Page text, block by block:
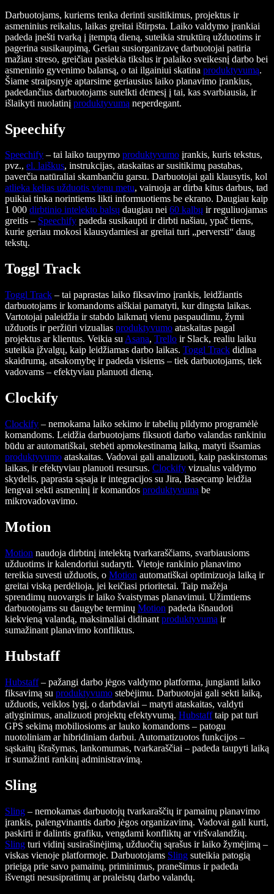
Darbuotojams, kuriems tenka derinti susitikimus, projektus ir
asmeninius reikalus, laikas greitai ištirpsta. Laiko valdymo įrankiai
padeda įnešti tvarką į įtemptą dieną, suteikia struktūrą užduotims ir
pagerina susikaupimą. Geriau susiorganizavę darbuotojai patiria
mažiau streso, greičiau pasiekia tikslus ir palaiko sveikesnį darbo bei
asmeninio gyvenimo balansą, o tai ilgainiui skatina produktyvumą.
Šiame straipsnyje aptarsime geriausius laiko planavimo įrankius,
padedančius darbuotojams sutelkti dėmesį į tai, kas svarbiausia, ir
išlaikyti nuolatinį produktyvumą neperdegant.
Speechify
Speechify – tai laiko taupymo produktyvumo įrankis, kuris tekstus,
pvz., el. laiškus, instrukcijas, ataskaitas ar susitikimų pastabas,
paverčia natūraliai skambančiu garsu. Darbuotojai gali klausytis, kol
atlieka kelias užduotis vienu metu, vairuoja ar dirba kitus darbus, tad
puikiai tinka norintiems likti informuotiems be ekrano. Daugiau kaip
1 000 dirbtinio intelekto balsų daugiau nei 60 kalbų ir reguliuojamas
greitis – Speechify padeda susikaupti ir dirbti našiau, ypač tiems,
kurie geriau mokosi klausydamiesi ar greitai turi „perversti“ daug
tekstų.
Toggl Track
Toggl Track – tai paprastas laiko fiksavimo įrankis, leidžiantis
darbuotojams ir komandoms aiškiai pamatyti, kur dingsta laikas.
Vartotojai paleidžia ir stabdo laikmatį vienu paspaudimu, žymi
užduotis ir peržiūri vizualias produktyvumo ataskaitas pagal
projektus ar klientus. Veikia su Asana, Trello ir Slack, realiu laiku
suteikia įžvalgų, kaip leidžiamas darbo laikas. Toggl Track didina
skaidrumą, atsakomybę ir padeda visiems – tiek darbuotojams, tiek
vadovams – efektyviau planuoti dieną.
Clockify
Clockify – nemokama laiko sekimo ir tabelių pildymo programėlė
komandoms. Leidžia darbuotojams fiksuoti darbo valandas rankiniu
būdu ar automatiškai, stebėti apmokestinamą laiką, matyti išsamias
produktyvumo ataskaitas. Vadovai gali analizuoti, kaip paskirstomas
laikas, ir efektyviau planuoti resursus. Clockify vizualus valdymo
skydelis, paprasta sąsaja ir integracijos su Jira, Basecamp leidžia
lengvai sekti asmeninį ir komandos produktyvumą be
mikrovadovavimo.
Motion
Motion naudoja dirbtinį intelektą tvarkaraščiams, svarbiausioms
užduotims ir kalendoriui sudaryti. Vietoje rankinio planavimo
tereikia suvesti užduotis, o Motion automatiškai optimizuoja laiką ir
greitai viską perdėlioja, jei keičiasi prioritetai. Taip mažėja
sprendimų nuovargis ir laiko švaistymas planavimui. Užimtiems
darbuotojams su daugybe terminų Motion padeda išnaudoti
kiekvieną valandą, maksimaliai didinant produktyvumą ir
sumažinant planavimo konfliktus.
Hubstaff
Hubstaff– pažangi darbo jėgos valdymo platforma, jungianti laiko
fiksavimą su produktyvumo stebėjimu. Darbuotojai gali sekti laiką,
užduotis, veiklos lygį, o darbdaviai – matyti ataskaitas, valdyti
atlyginimus, analizuoti projektų efektyvumą. Hubstafftaip pat turi
GPS sekimą mobiliosioms ar lauko komandoms – patogu
nuotoliniam ar hibridiniam darbui. Automatizuotos funkcijos –
sąskaitų išrašymas, lankomumas, tvarkaraščiai – padeda taupyti laiką
ir sumažinti rankinį administravimą.
Sling
Sling – nemokamas darbuotojų tvarkaraščių ir pamainų planavimo
įrankis, palengvinantis darbo jėgos organizavimą. Vadovai gali kurti,
paskirti ir dalintis grafiku, vengdami konfliktų ar viršvalandžių.
Sling turi vidinį susirašinėjimą, užduočių sąrašus ir laiko žymėjimą –
viskas vienoje platformoje. Darbuotojams Sling suteikia patogią
prieigą prie savo pamainų, priminimus, pranešimus ir padeda
išvengti nesusipratimų ar praleistų darbo valandų.